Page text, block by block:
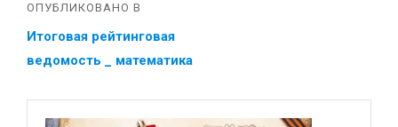
ОПУБЛИКОВАНО В
Итоговая рейтинговая
ведомость _ математика